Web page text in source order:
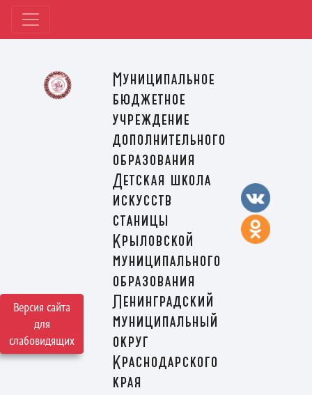
Версия сайта
для
слабовидящих
Муниципальное
бюджетное
учреждение
дополнительного
образования
Детская школа
искусств
станицы
Крыловской
муниципального
образования
Ленинградский
муниципальный
округ
Краснодарского
края